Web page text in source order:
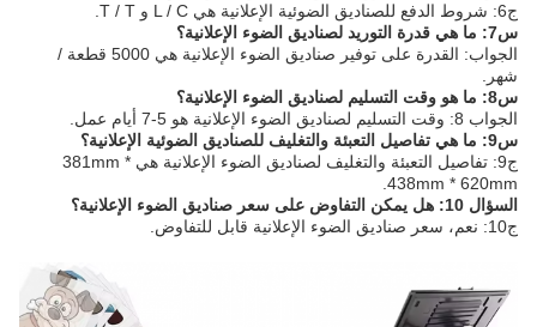
ج6: شروط الدفع للصناديق الضوئية الإعلانية هي L / C و T / T.
س7: ما هي قدرة التوريد لصناديق الضوء الإعلانية؟
الجواب: القدرة على توفير صناديق الضوء الإعلانية هي 5000 قطعة /
شهر.
س8: ما هو وقت التسليم لصناديق الضوء الإعلانية؟
الجواب 8: وقت التسليم لصناديق الضوء الإعلانية هو 5-7 أيام عمل.
س9: ما هي تفاصيل التعبئة والتغليف للصناديق الضوئية الإعلانية؟
ج9: تفاصيل التعبئة والتغليف لصناديق الضوء الإعلانية هي 381mm *
438mm * 620mm.
السؤال 10: هل يمكن التفاوض على سعر صناديق الضوء الإعلانية؟
ج10: نعم، سعر صناديق الضوء الإعلانية قابل للتفاوض.